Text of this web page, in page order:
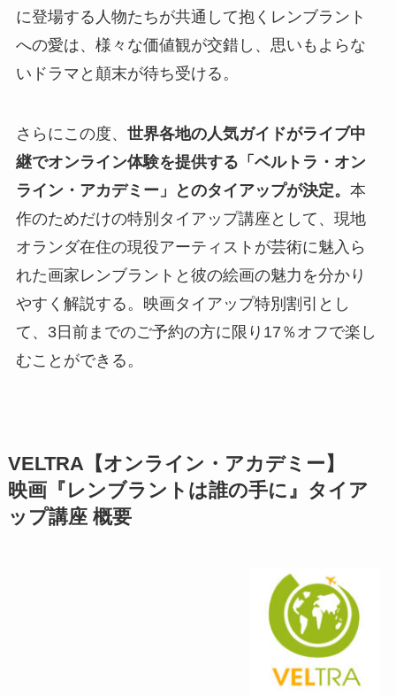
に登場する人物たちが共通して抱くレンブラント
への愛は、様々な価値観が交錯し、思いもよらな
いドラマと顛末が待ち受ける。
さらにこの度、 世界各地の人気ガイドがライブ中
継でオンライン体験を提供する「ベルトラ・オン
ライン・アカデミー」とのタイアップが決定。 本
作のためだけの特別タイアップ講座として、現地
オランダ在住の現役アーティストが芸術に魅入ら
れた画家レンブラントと彼の絵画の魅力を分かり
やすく解説する。映画タイアップ特別割引とし
て、3日前までのご予約の方に限り17％オフで楽し
むことができる。
VELTRA【オンライン・アカデミー】
映画『レンブラントは誰の手に』タイア
ップ講座 概要